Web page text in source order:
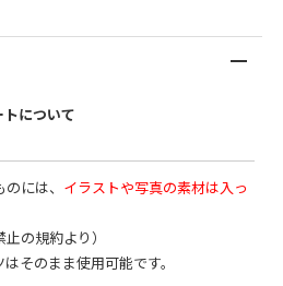
について
には、 イラストや写真の素材は入っ
の規約より）
そのまま使用可能です。